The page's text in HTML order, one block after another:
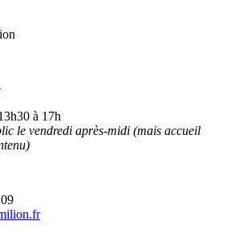
à 17h
le vendredi après-midi (mais accueil